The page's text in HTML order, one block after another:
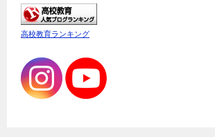
高校教育ランキング